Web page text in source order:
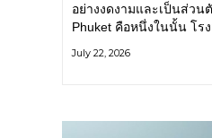
อย่างงดงามและเป็นส่วน
Phuket คือหนึ่งในนั้น โร
แหลมพันวา ทางตะวันออก
July 22, 2026